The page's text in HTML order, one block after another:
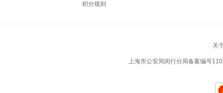
积分规则
关
上海市公安局闵行分局备案编号